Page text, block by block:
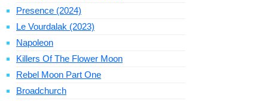
Presence (2024)
Le Vourdalak (2023)
Napoleon
Killers Of The Flower Moon
Rebel Moon Part One
Broadchurch